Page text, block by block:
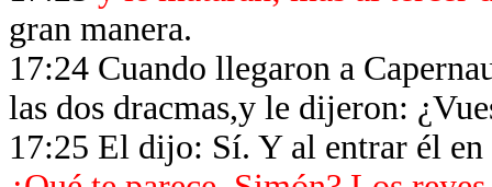
gran manera.
17:24 Cuando llegaron a
las dos dracmas,y le dijeron:
17:25 El dijo: Sí. Y al entrar él en